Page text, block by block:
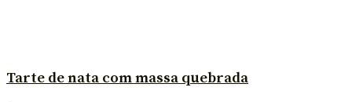
Tarte de nata com massa quebrada